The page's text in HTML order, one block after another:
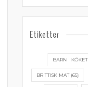
Etiketter
BARN I KÖKET
BRITTISK MAT(65)